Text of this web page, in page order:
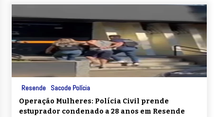
Resende Sacode Polícia
Operação Mulheres: Polícia Civil prende
estuprador condenado a 28 anos em Resende